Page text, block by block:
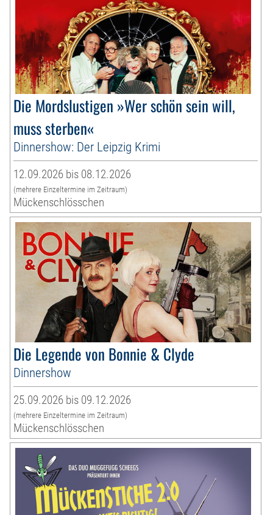
Die Mordslustigen »Wer schön sein will,
muss sterben«
Dinnershow: Der Leipzig Krimi
12.09.2026 bis 08.12.2026
(mehrere Einzeltermine im Zeitraum)
Mückenschlösschen
Die Legende von Bonnie & Clyde
Dinnershow
25.09.2026 bis 09.12.2026
(mehrere Einzeltermine im Zeitraum)
Mückenschlösschen